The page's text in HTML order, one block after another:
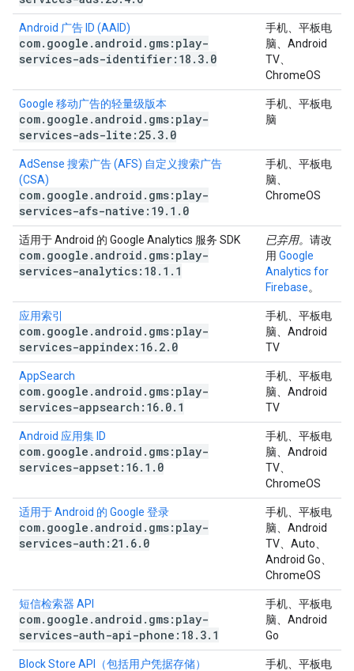
Android 广告 ID (AAID)
com. google .android . gms:play-
services-ads-identifier:18 . 3. 0
手机、平板电
脑、Android
TV、
ChromeOS
Google 移动广告的轻量级版本
com. google .android . gms:play-
services-ads-lite:25. 3. 0
手机、平板电
脑
AdSense 搜索广告 (AFS) 自定义搜索广告
(CSA)
com. google .android . gms:play-
services-afs-native:19. 1 . 0
手机、平板电
脑、
ChromeOS
适用于 Android 的 Google Analytics 服务 SDK
com. google .android . gms:play-
services-analytics:18 . 1 . 1
已弃用。 请改
用 Google
Analytics for
Firebase。
应用索引
com. google .android . gms:play-
services-appindex:16. 2. 0
手机、平板电
脑、Android
TV
AppSearch
com. google .android . gms:play-
services-appsearch:16. 0. 1
手机、平板电
脑、Android
TV
Android 应用集 ID
com. google .android . gms:play-
services-appset:16. 1 . 0
手机、平板电
脑、Android
TV、
ChromeOS
适用于 Android 的 Google 登录
com. google .android . gms:play-
services-auth:21 . 6. 0
手机、平板电
脑、Android
TV、Auto、
Android Go、
ChromeOS
短信检索器 API
com. google .android . gms:play-
services-auth-api-phone:18 . 3. 1
手机、平板电
脑、Android
Go
Block Store API（包括用户凭据存储）
手机、平板电